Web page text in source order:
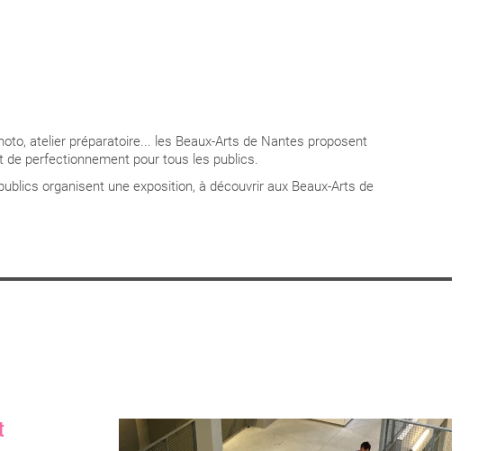
atelier préparatoire... les Beaux-Arts de Nantes proposent
perfectionnement pour tous les publics.
organisent une exposition, à découvrir aux Beaux-Arts de